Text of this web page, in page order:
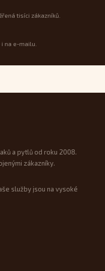
tisíci zákazníků.
na e-mailu.
a pytlů od roku 2008.
zákazníky.
služby jsou na vysoké